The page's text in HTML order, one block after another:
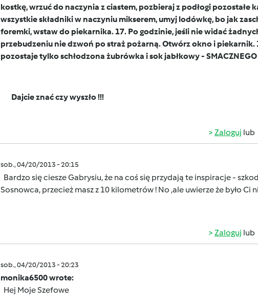
kostkę, wrzuć do naczynia z ciastem, pozbieraj z podłogi pozostałe
wszystkie składniki w naczyniu mikserem, umyj lodówkę, bo jak
foremki, wstaw do piekarnika. 17. Po godzinie, jeśli nie widać
przebudzeniu nie dzwoń po straż pożarną. Otwórz okno i
pozostaje tylko schłodzona żubrówka i sok jabłkowy - SMACZNEGO
Dajcie znać czy wyszło !!!
Zaloguj lub
sob., 04/20/2013 - 20:15
Bardzo się ciesze Gabrysiu, że na coś się przydają te inspiracje -
Sosnowca, przecież masz z 10 kilometrów ! No ,ale uwierze że było Ci
Zaloguj lub
sob., 04/20/2013 - 20:23
monika6500 wrote:
Hej Moje Szefowe